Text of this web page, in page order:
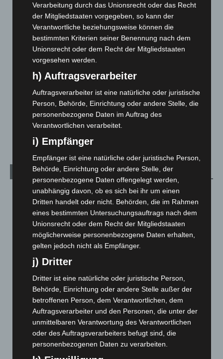
Blaulicht
2.798
Corona-News
Hannover und Region
Langenhagen und Ortsteile
Leserbriefe
Über uns
Veranstaltungen
Archiv
August 2026(10)
Juli 2026
(73)
Juni 2026(139)
Mai 2026(99)
März 2026(115)
Februar 2026(109)
Januar 2026(122)
Dezember 2025(103)
November 2025
(114)
Oktober 2025(112)
Verarbeitung durch das Unionsrecht oder das Recht
der Mitgliedstaaten vorgegeben, so kann der
Verantwortliche beziehungsweise können die
bestimmten Kriterien seiner Benennung nach dem
Unionsrecht oder dem Recht der Mitgliedstaaten
vorgesehen werden.
h) Auftragsverarbeiter
Auftragsverarbeiter ist eine natürliche oder juristische
Person, Behörde, Einrichtung oder andere Stelle, die
personenbezogene Daten im Auftrag des
Verantwortlichen verarbeitet.
i) Empfänger
Empfänger ist eine natürliche oder juristische Person,
Behörde, Einrichtung oder andere Stelle, der
personenbezogene Daten offengelegt werden,
unabhängig davon, ob es sich bei ihr um einen
Dritten handelt oder nicht. Behörden, die im Rahmen
eines bestimmten Untersuchungsauftrags nach dem
Unionsrecht oder dem Recht der Mitgliedstaaten
möglicherweise personenbezogene Daten erhalten,
gelten jedoch nicht als Empfänger.
j) Dritter
Dritter ist eine natürliche oder juristische Person,
Behörde, Einrichtung oder andere Stelle außer der
betroffenen Person, dem Verantwortlichen, dem
Auftragsverarbeiter und den Personen, die unter der
unmittelbaren Verantwortung des Verantwortlichen
oder des Auftragsverarbeiters befugt sind, die
personenbezogenen Daten zu verarbeiten.